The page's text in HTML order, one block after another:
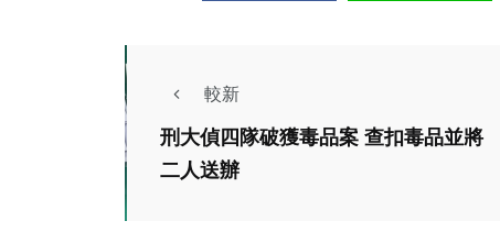
較新
刑大偵四隊破獲毒品案 查扣毒品並將
二人送辦
112
銷展